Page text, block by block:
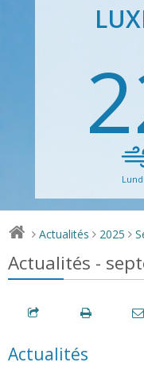
> Actualités > 2025 >
Actualités -
Actualités